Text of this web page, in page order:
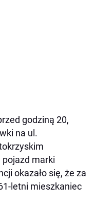
godziną 20,
na ul.
marki
okazało się, że za
letni mieszkaniec